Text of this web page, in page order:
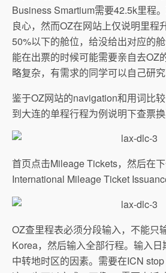
Business Smartium需要42.5k里程
良心，然而OZ在网站上仅说明里程
50%以下的舱位，给没给出对应的
能在出票的时候可能需要亲自去OZ
略复杂，有需求的同学可以自己研
鉴于OZ网站的navigation和用词比
到大连的单程行程为例说明下查票换
首页点击Mileage Tickets，然后在
International Mileage Ticket
OZ查里程表必须分段输入，不能只
Korea，然后输入全部行程。输入
中转地时区的因素。需要在ICN